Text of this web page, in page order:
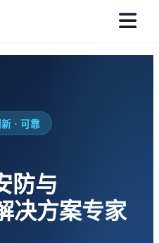
· 可靠
防与
决方案专家